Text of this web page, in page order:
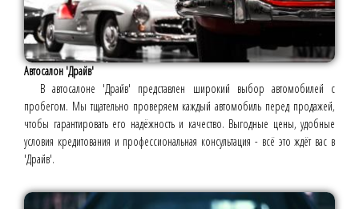
Автосалон 'Драйв'
В автосалоне 'Драйв' представлен широкий выбор автомобилей с
пробегом. Мы тщательно проверяем каждый автомобиль перед продажей,
чтобы гарантировать его надёжность и качество. Выгодные цены, удобные
условия кредитования и профессиональная консультация - всё это ждёт вас в
'Драйв'.